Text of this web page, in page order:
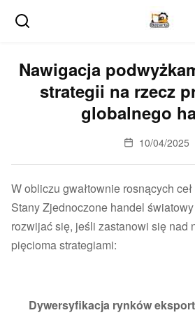
Nawigacja
strategii na rzecz
globalnego
10/04/2025
W obliczu gwałtownie rosnących
Stany Zjednoczone handel
rozwijać się, jeśli zastanowi się nad
pięcioma strategiami:
Dywersyfikacja rynków